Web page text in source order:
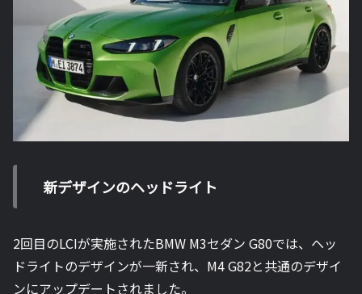
新デザインのヘッドライト
2回目のLCIが実施されたBMW M3セダン G80では、ヘッ
ドライトのデザインが一新され、M4 G82と共通のデザイ
ンにアップデートされました。